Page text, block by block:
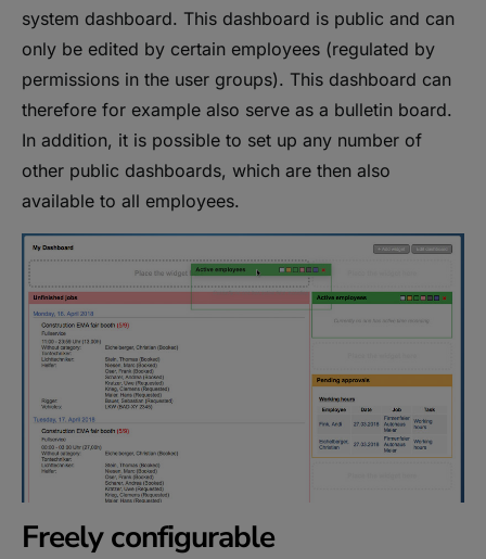
system dashboard. This dashboard is public and can
only be edited by certain employees (regulated by
permissions in the user groups). This dashboard can
therefore for example also serve as a bulletin board.
In addition, it is possible to set up any number of
other public dashboards, which are then also
available to all employees.
Freely configurable